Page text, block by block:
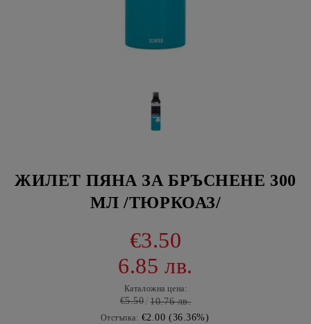
ЖИЛЕТ ПЯНА ЗА БРЪСНЕНЕ 300
МЛ /ТЮРКОАЗ/
€3.50
6.85 лв.
Каталожна цена:
€5.50 10.76 лв.
Отстъпка: €2.00 (36.36%)